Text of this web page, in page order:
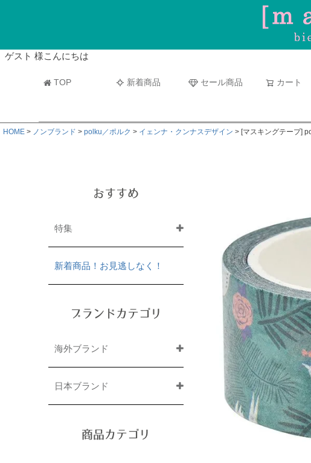
ゲスト 様こんにちは
TOP 新着商品 セール商品 カート
マフラータオル
HOME ノンブランド polku／ポルク イェンナ・クンナスデザイン [マスキングテープ]
おすすめ
特集
新着商品！お見逃しなく！
ブランドカテゴリ
海外ブランド
日本ブランド
商品カテゴリ